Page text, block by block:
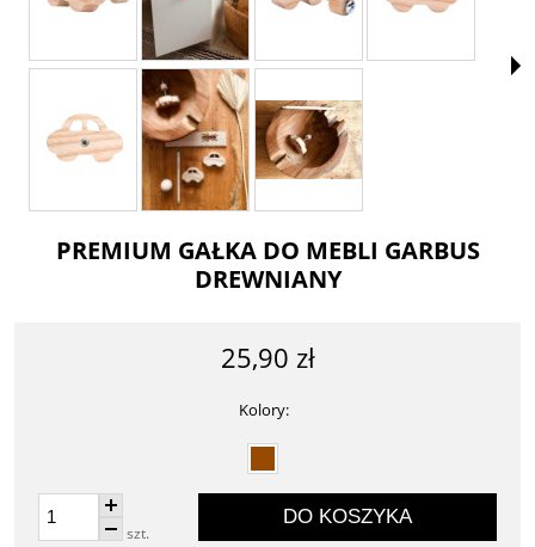
PREMIUM GAŁKA DO MEBLI GARBUS
DREWNIANY
25,90 zł
Kolory:
szt.
DO KOSZYKA